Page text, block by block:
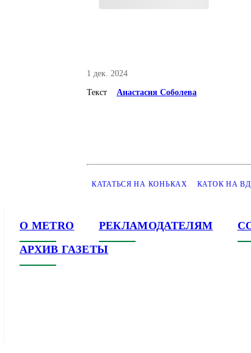
1 дек. 2024
Текст Анастасия Соболева
КАТАТЬСЯ НА КОНЬКАХ КАТОК НА
О METRO РЕКЛАМОДАТЕЛЯМ
АРХИВ ГАЗЕТЫ